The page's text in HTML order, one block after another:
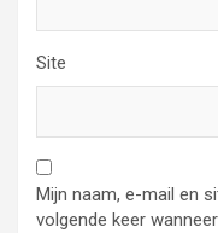
Site
Mijn naam, e-mail en
volgende keer